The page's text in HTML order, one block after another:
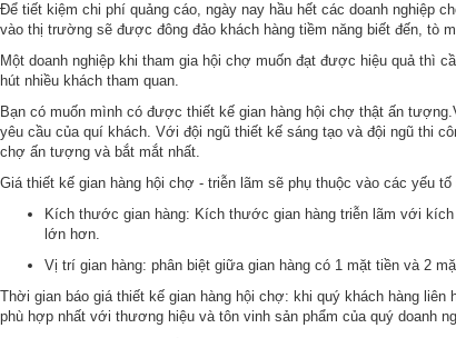
Để tiết kiệm chi phí quảng cáo, ngày nay hầu hết các doanh nghiệp
vào thị trường sẽ được đông đảo khách hàng tiềm năng biết đến,
Một doanh nghiệp khi tham gia hội chợ muốn đạt được hiệu quả thì
hút nhiều khách tham quan.
Bạn có muốn mình có được thiết kế gian hàng hội chợ thật ấn
yêu cầu của quí khách. Với đội ngũ thiết kế sáng tạo và đội ngũ thi
chợ ấn tượng và bắt mắt nhất.
Giá thiết kế gian hàng hội chợ - triễn lãm sẽ phụ thuộc vào các yếu tố
Kích thước gian hàng: Kích thước gian hàng triễn lãm với
lớn hơn.
Vị trí gian hàng: phân biệt giữa gian hàng có 1 mặt tiền và 2
Thời gian báo giá thiết kế gian hàng hội chợ: khi quý khách hàng
phù hợp nhất với thương hiệu và tôn vinh sản phẩm của quý doanh